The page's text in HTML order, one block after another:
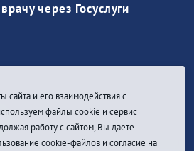
через Госуслуги
сайта и его взаимодействия с
файлы cookie и сервис
работу с сайтом, Вы даете
cookie-файлов и согласие на